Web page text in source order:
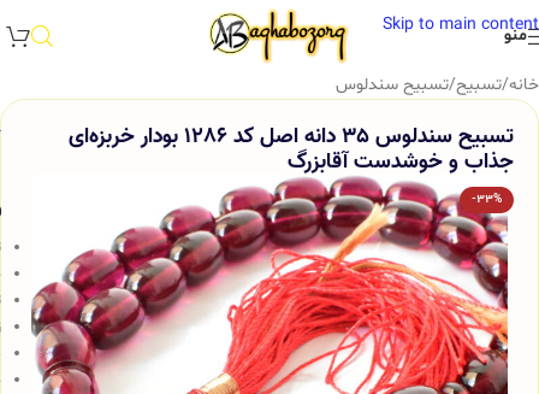
Skip to main content
منو
خانه/تسبیح/تسبیح سندلوس
تسبیح سندلوس 35 دانه اصل کد 1286 بودار خربزه‌ای
جذاب و خوشدست آقابزرگ
-33%